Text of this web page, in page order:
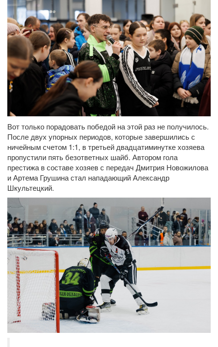
Вот только порадовать победой на этой раз не получилось.
После двух упорных периодов, которые завершились с
ничейным счетом 1:1, в третьей двадцатиминутке хозяева
пропустили пять безответных шайб. Автором гола
престижа в составе хозяев с передач Дмитрия Новожилова
и Артема Грушина стал нападающий Александр
Шкультецкий.